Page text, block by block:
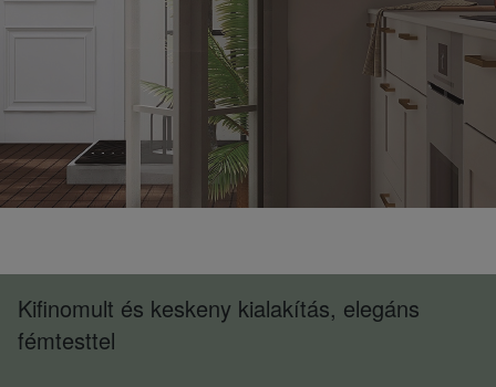
Kifinomult és keskeny kialakítás, elegáns
fémtesttel